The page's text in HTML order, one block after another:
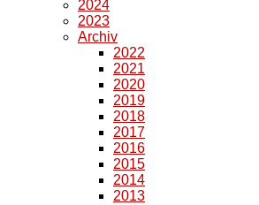
2024
2023
Archiv
2022
2021
2020
2019
2018
2017
2016
2015
2014
2013